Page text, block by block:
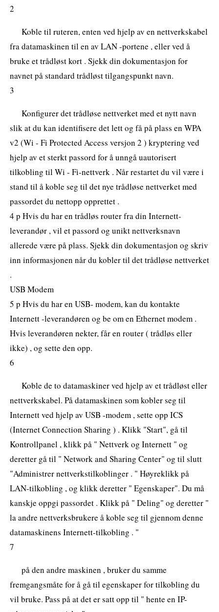
2
Koble til ruteren, enten ved hjelp av en nettverkskabel
fra datamaskinen til en av LAN -portene , eller ved å
bruke et trådløst kort . Sjekk din dokumentasjon for
navnet på standard trådløst tilgangspunkt navn.
3
Konfigurer det trådløse nettverket med et nytt navn
slik at du kan identifisere det lett og få på plass en WPA
v2 (Wi - Fi Protected Access versjon 2 ) kryptering ved
hjelp av et sterkt passord for å unngå uautorisert
tilkobling til Wi - Fi-nettverk . Når restartet du vil være i
stand til å koble seg til det nye trådløse nettverket med
passordet du nettopp opprettet .
4 p Hvis du har en trådløs router fra din Internett-
leverandør , vil et passord og unikt nettverksnavn
allerede være på plass. Sjekk din dokumentasjon og skriv
inn informasjonen når du kobler til det trådløse nettverket
.
USB Modem
5 p Hvis du har en USB- modem, kan du kontakte
Internett -leverandøren og be om en Ethernet modem .
Hvis leverandøren nekter, får en router ( trådløs eller
ikke) , og sette den opp.
6
Koble de to datamaskiner ved hjelp av et trådløst eller
nettverkskabel. På datamaskinen som kobler seg til
Internett ved hjelp av USB -modem , sette opp ICS
(Internet Connection Sharing ) . Klikk "Start", gå til
Kontrollpanel , klikk på " Nettverk og Internett " og
deretter gå til " Network and Sharing Center" og til slutt
"Administrer nettverkstilkoblinger . " Høyreklikk på
LAN-tilkobling , og klikk deretter " Egenskaper". Du må
kanskje oppgi passordet . Klikk på " Deling" og deretter "
la andre nettverksbrukere å koble seg til gjennom denne
datamaskinens Internett-tilkobling . "
7
på den andre maskinen , bruker du samme
fremgangsmåte for å gå til egenskaper for tilkobling du
vil bruke. Pass på at det er satt opp til " hente en IP-